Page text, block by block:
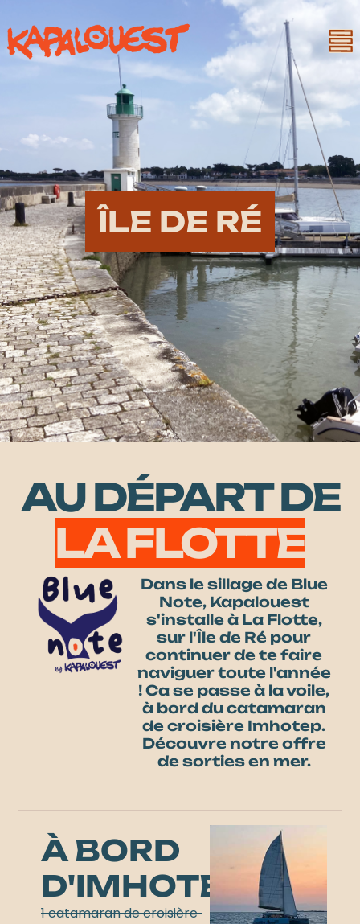
ÎLE DE RÉ
AU DÉPART DE
LA FLOTTE
Dans le sillage de Blue
Note, Kapalouest
s'installe à La Flotte,
sur l'Île de Ré pour
continuer de te faire
naviguer toute l'année
! Ca se passe à la voile,
à bord du catamaran
de croisière Imhotep.
Découvre notre offre
de sorties en mer.
À BORD
D'IMHOTEP
1 catamaran de croisière